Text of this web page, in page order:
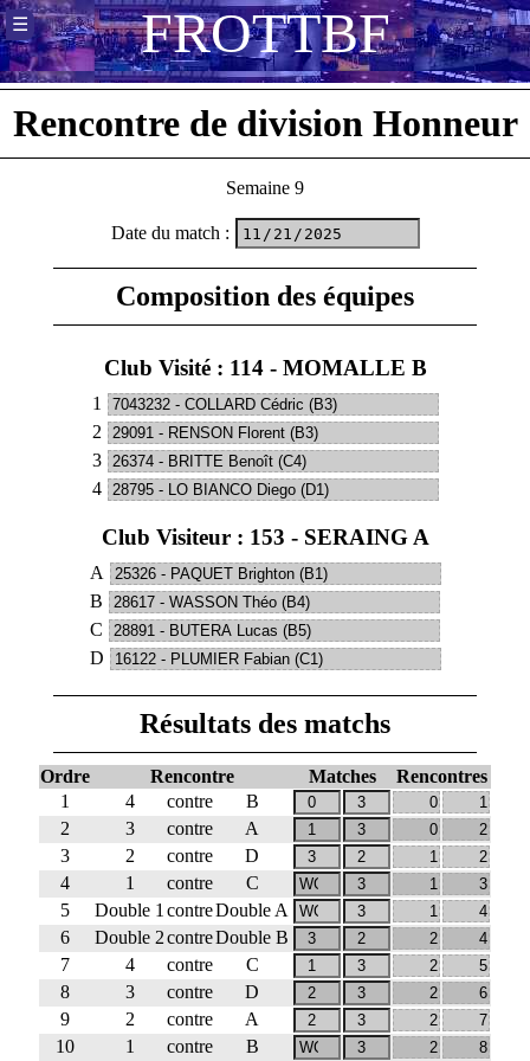
FROTTBF
☰
Rencontre de division Honneur
Semaine 9
Date du match :
Composition des équipes
Club Visité : 114 - MOMALLE B
1
2
3
4
Club Visiteur : 153 - SERAING A
A
B
C
D
Résultats des matchs
Ordre Rencontre Matches
Rencontres
1
4 contre
B
2
3 contre
A
3
2 contre
D
4
1 contre
C
5
Double 1 contreDouble A
6
Double 2contreDouble B
7
4 contre
C
8
3 contre
D
9
2 contre
A
10
1 contre B